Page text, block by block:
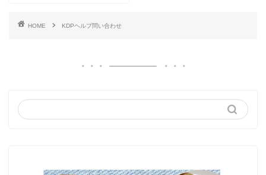
HOME KDPヘルプ問い合わせ